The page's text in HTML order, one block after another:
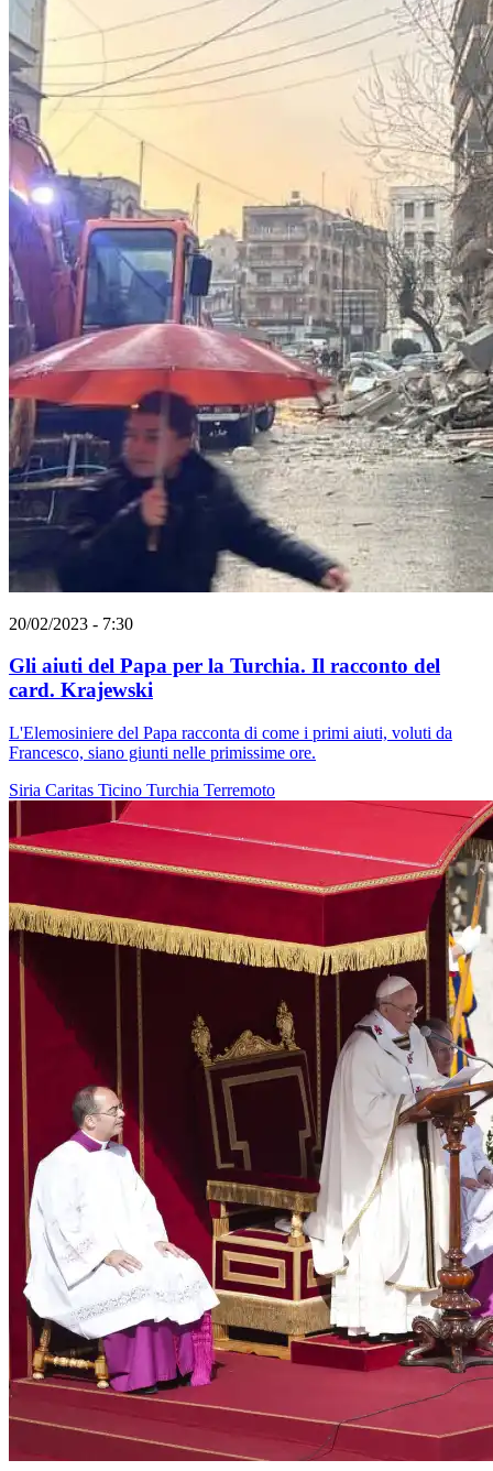
20/02/2023 - 7:30
Gli aiuti del Papa per la Turchia. Il racconto del
card. Krajewski
L'Elemosiniere del Papa racconta di come i primi aiuti, voluti da
Francesco, siano giunti nelle primissime ore.
Siria Caritas Ticino Turchia Terremoto